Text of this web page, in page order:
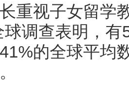
视子女留学教
球调查表明，
的全球平均